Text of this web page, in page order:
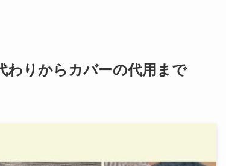
わりからカバーの代用まで